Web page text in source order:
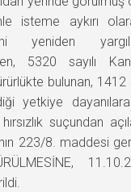
isteme aykırı
yeniden
5320 sayılı
bulunan, 1412
yetkiye
suçundan
223/8. maddesi